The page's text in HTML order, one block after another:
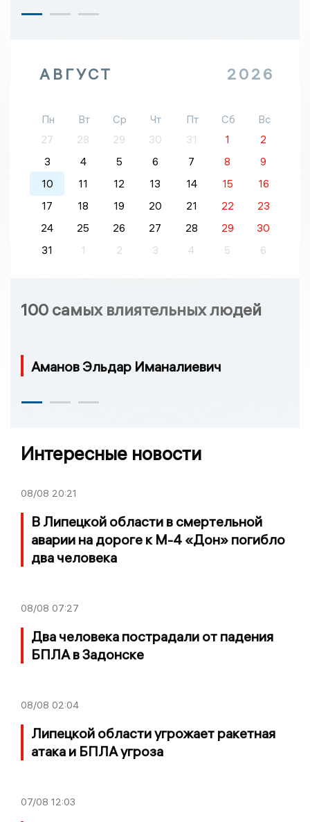
АВГУСТ 2026
Пн Вт Ср Чт Пт Сб
Вс
27
28 29 30 31 1
2
3
4 5 6 7 8
9
10
11 12 13 14 15
16
17
18 19 20 21 22
23
24
25 26 27 28 29
30
31
1 2 3 4 5 6
100 самых влиятельных людей
Аманов Эльдар Иманалиевич
Интересные новости
08/08 20:21
В Липецкой области в смертельной
аварии на дороге к М-4 «Дон» погибло
два человека
08/08 07:27
Два человека пострадали от падения
БПЛА в Задонске
08/08 02:04
Липецкой области угрожает ракетная
атака и БПЛА угроза
07/08 12:03